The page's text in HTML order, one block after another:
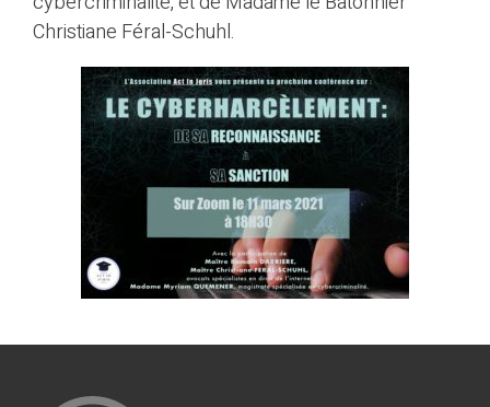
Christiane Féral-Schuhl.